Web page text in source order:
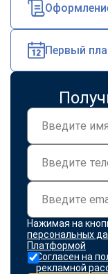
Первый
Нажимая на
персональных
Платформой
Согласен на
рекламной